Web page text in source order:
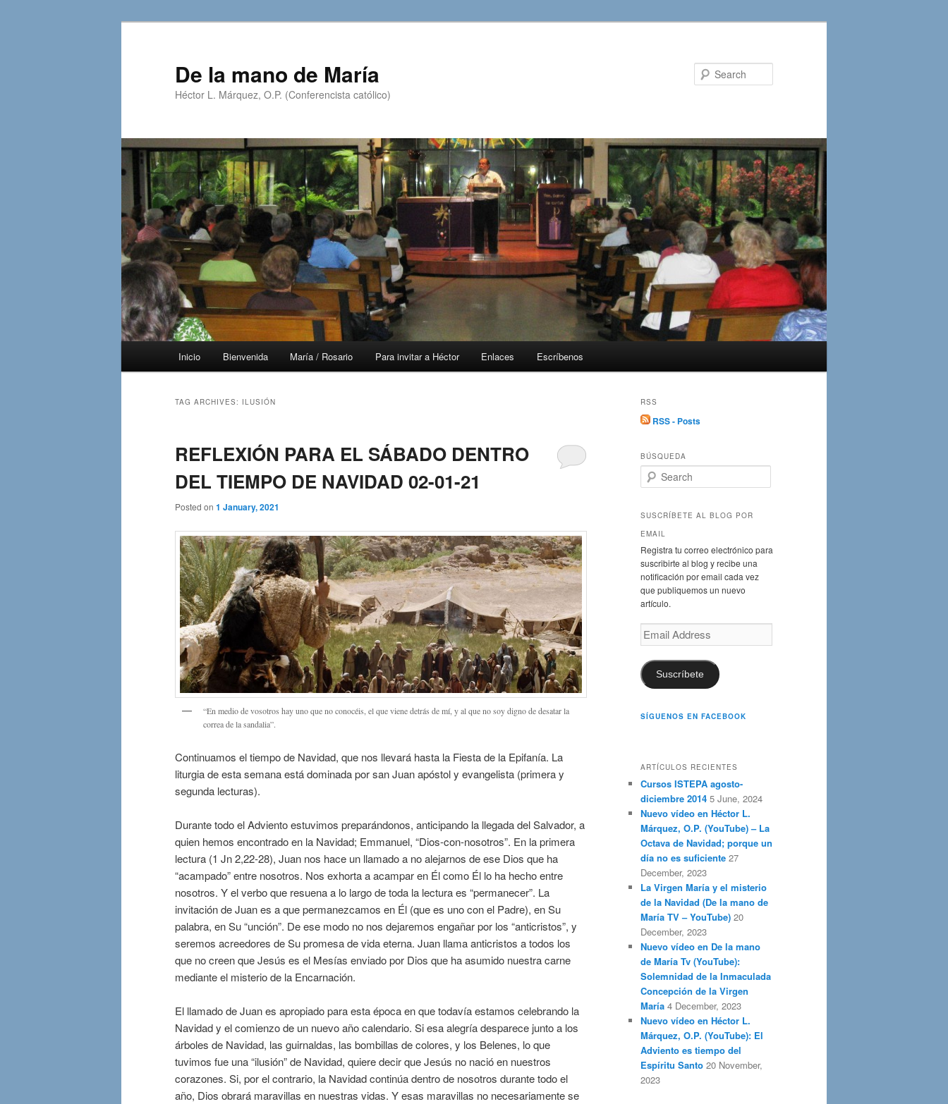
De la mano de María
Héctor L. Márquez, O.P. (Conferencista católico)
Inicio Bienvenida María / Rosario Para invitar a Héctor Enlaces Escríbenos
TAG ARCHIVES: ILUSIÓN
REFLEXIÓN PARA EL SÁBADO DENTRO
DEL TIEMPO DE NAVIDAD 02-01-21
Posted on 1 January, 2021
“En medio de vosotros hay uno que no conocéis, el que viene detrás de mí, y al que no soy digno de desatar la
correa de la sandalia”.
Continuamos el tiempo de Navidad, que nos llevará hasta la Fiesta de la Epifanía. La
liturgia de esta semana está dominada por san Juan apóstol y evangelista (primera y
segunda lecturas).
Durante todo el Adviento estuvimos preparándonos, anticipando la llegada del Salvador, a
quien hemos encontrado en la Navidad; Emmanuel, “Dios-con-nosotros”. En la primera
lectura (1 Jn 2,22-28), Juan nos hace un llamado a no alejarnos de ese Dios que ha
“acampado” entre nosotros. Nos exhorta a acampar en Él como Él lo ha hecho entre
nosotros. Y el verbo que resuena a lo largo de toda la lectura es “permanecer”. La
invitación de Juan es a que permanezcamos en Él (que es uno con el Padre), en Su
palabra, en Su “unción”. De ese modo no nos dejaremos engañar por los “anticristos”, y
seremos acreedores de Su promesa de vida eterna. Juan llama anticristos a todos los
que no creen que Jesús es el Mesías enviado por Dios que ha asumido nuestra carne
mediante el misterio de la Encarnación.
El llamado de Juan es apropiado para esta época en que todavía estamos celebrando la
Navidad y el comienzo de un nuevo año calendario. Si esa alegría desparece junto a los
árboles de Navidad, las guirnaldas, las bombillas de colores, y los Belenes, lo que
tuvimos fue una “ilusión” de Navidad, quiere decir que Jesús no nació en nuestros
corazones. Si, por el contrario, la Navidad continúa dentro de nosotros durante todo el
año, Dios obrará maravillas en nuestras vidas. Y esas maravillas no necesariamente se
RSS
RSS - Posts
BÚSQUEDA
e
r
h
SUSCRÍBETE AL BLOG POR
EMAIL
Registra tu correo electrónico para
suscribirte al blog y recibe una
notificación por email cada vez
que publiquemos un nuevo
artículo.
Email
Address
Suscríbete
SÍGUENOS EN FACEBOOK
ARTÍCULOS RECIENTES
Cursos ISTEPA agosto-
diciembre 2014 5 June, 2024
Nuevo vídeo en Héctor L.
Márquez, O.P. (YouTube) – La
Octava de Navidad; porque un
día no es suficiente 27
December, 2023
La Virgen María y el misterio
de la Navidad (De la mano de
María TV – YouTube) 20
December, 2023
Nuevo vídeo en De la mano
de María Tv (YouTube):
Solemnidad de la Inmaculada
Concepción de la Virgen
María 4 December, 2023
Nuevo vídeo en Héctor L.
Márquez, O.P. (YouTube): El
Adviento es tiempo del
Espíritu Santo 20 November,
2023